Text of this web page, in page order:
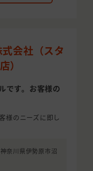
会社（スタ
）
です。お客様の
様のニーズに即し
奈川県伊勢原市沼